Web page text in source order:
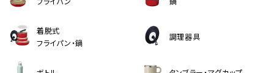
着脱式
フライパン・鍋
調理器具